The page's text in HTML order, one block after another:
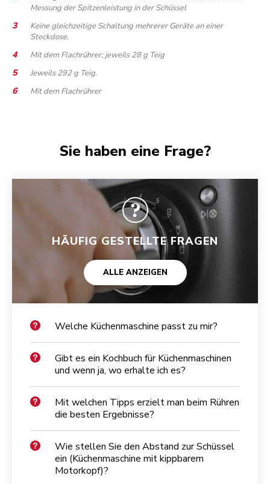
Messung der Spitzenleistung in der Schüssel
Keine gleichzeitige Schaltung mehrerer Geräte an einer
Steckdose.
Mit dem Flachrührer; jeweils 28 g Teig
Jeweils 292 g Teig.
Mit dem Flachrührer
Sie haben eine Frage?
HÄUFIG GESTELLTE FRAGEN
ALLE ANZEIGEN
Welche Küchenmaschine passt zu mir?
Gibt es ein Kochbuch für Küchenmaschinen
und wenn ja, wo erhalte ich es?
Mit welchen Tipps erzielt man beim Rühren
die besten Ergebnisse?
Wie stellen Sie den Abstand zur Schüssel
ein (Küchenmaschine mit kippbarem
Motorkopf)?